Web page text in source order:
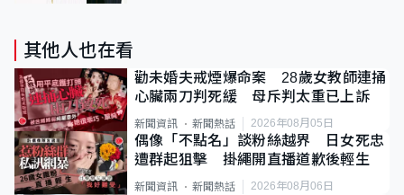
其他人也在看
勸未婚夫戒煙爆命案 28歲女教師連捅
心臟兩刀判死緩 母斥判太重已上訴
新聞資訊 新聞熱話 2026年08月05日
偶像「不點名」談粉絲越界 日女死忠
遭群起狙擊 掛繩開直播道歉後輕生
新聞資訊 新聞熱話 2026年08月06日